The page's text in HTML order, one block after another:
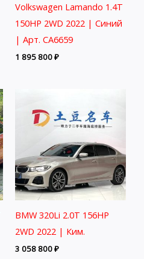
Volkswagen Lamando 1.4T
150HP 2WD 2022 | Синий
| Арт. CA6659
1 895 800₽
BMW 320Li 2.0T 156HP
2WD 2022 | Ким.
3 058 800₽